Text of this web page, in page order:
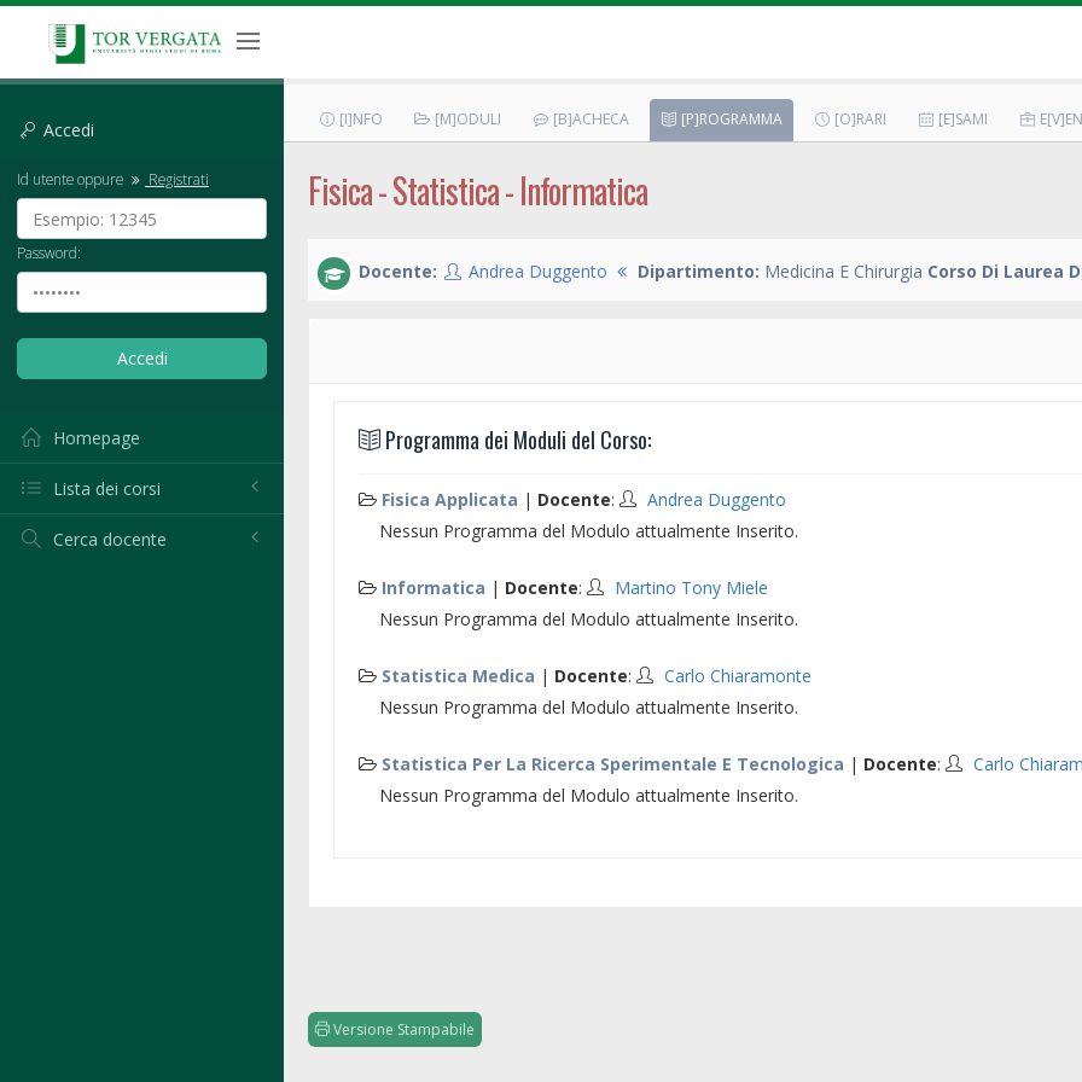
Accedi
Id utente oppure Registrati
Password:
Homepage
Lista dei corsi
Cerca docente
[I]NFO [M]ODULI [B]ACHECA [P]ROGRAMMA [O]RARI [E]SAMI
Fisica - Statistica - Informatica
Docente: Andrea Duggento Dipartimento: Medicina E Chirurgia Corso Di Laurea
Programma dei Moduli del Corso:
Fisica Applicata | Docente:
Andrea Duggento
Nessun Programma del Modulo attualmente Inserito.
Informatica | Docente:
Martino Tony Miele
Nessun Programma del Modulo attualmente Inserito.
Statistica Medica | Docente:
Carlo Chiaramonte
Nessun Programma del Modulo attualmente Inserito.
Statistica Per La Ricerca Sperimentale E Tecnologica | Docente:
Carlo
Nessun Programma del Modulo attualmente Inserito.
Versione Stampabile